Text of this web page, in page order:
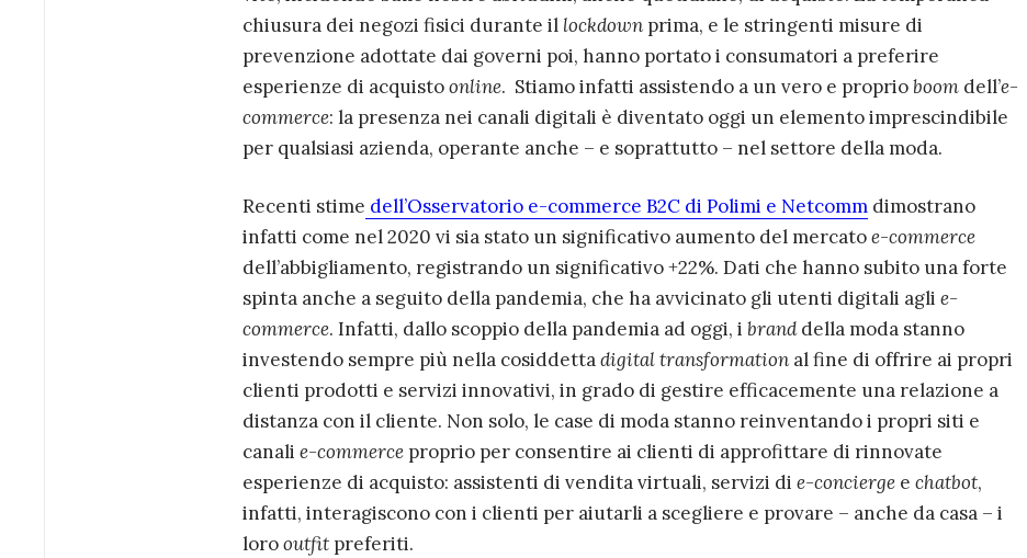
chiusura dei negozi fisici durante il lockdownprima, e le stringenti misure di
prevenzione adottate dai governi poi, hanno portato i consumatori a preferire
esperienze di acquistoonline. Stiamo infatti assistendo a un vero e proprioboomdell’e-
commerce: la presenza nei canali digitali è diventato oggi un elemento imprescindibile
per qualsiasi azienda, operante anche – e soprattutto – nel settore della moda.
Recenti stime dell’Osservatorio e-commerce B2C di Polimi e Netcommdimostrano
infatti come nel 2020 vi sia stato un significativo aumento del mercatoe-commerce
dell’abbigliamento, registrando un significativo +22%. Dati che hanno subito una forte
spinta anche a seguito della pandemia, che ha avvicinato gli utenti digitali agli e-
commerce. Infatti, dallo scoppio della pandemia ad oggi, i branddella moda stanno
investendo sempre più nella cosiddettadigital transformational fine di offrire ai propri
clienti prodotti e servizi innovativi, in grado di gestire efficacemente una relazione a
distanza con il cliente. Non solo, le case di moda stanno reinventando i propri siti e
canali e-commerceproprio per consentire ai clienti di approfittare di rinnovate
esperienze di acquisto: assistenti di vendita virtuali, servizi di e-conciergee chatbot,
infatti, interagiscono con i clienti per aiutarli a scegliere e provare – anche da casa – i
lorooutfit preferiti.